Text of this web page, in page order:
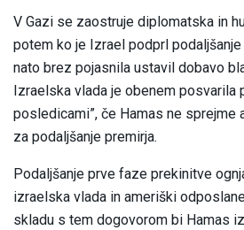
V Gazi se zaostruje diplomatska in
potem ko je Izrael podprl
nato brez pojasnila ustavil dobavo
Izraelska vlada je obenem posvarila
posledicami”, če Hamas ne sprejme
za podaljšanje premirja.
Podaljšanje prve faze prekinitve
izraelska vlada in ameriški
skladu s tem dogovorom bi Hamas